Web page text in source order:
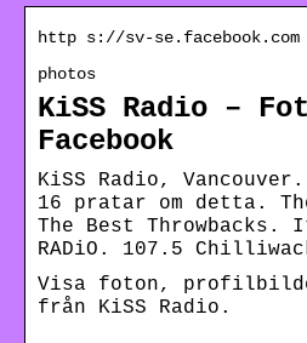
http s://sv-
photos
KiSS Radio –
Facebook
KiSS Radio,
16 pratar om detta.
The Best Throwbacks.
RADiO. 107.5
Visa foton,
från KiSS Radio.